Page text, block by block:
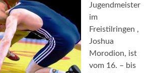
Jugendmeister
im
Freistilringen ,
Joshua
Morodion, ist
vom 16. – bis